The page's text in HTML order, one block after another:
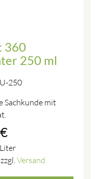
360
250 ml
250
Sachkunde mit
€
Versand